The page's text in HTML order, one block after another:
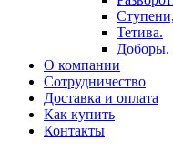
Тетива.
Доборы.
О компании
Сотрудничество
Доставка и оплата
Как купить
Контакты